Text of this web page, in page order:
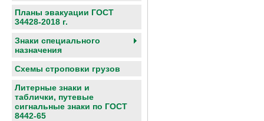
Планы эвакуации ГОСТ
34428-2018 г.
Знаки специального
назначения
Схемы строповки грузов
Литерные знаки и
таблички, путевые
сигнальные знаки по ГОСТ
8442-65